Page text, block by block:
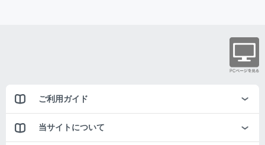
ご利用ガイド
当サイトについて